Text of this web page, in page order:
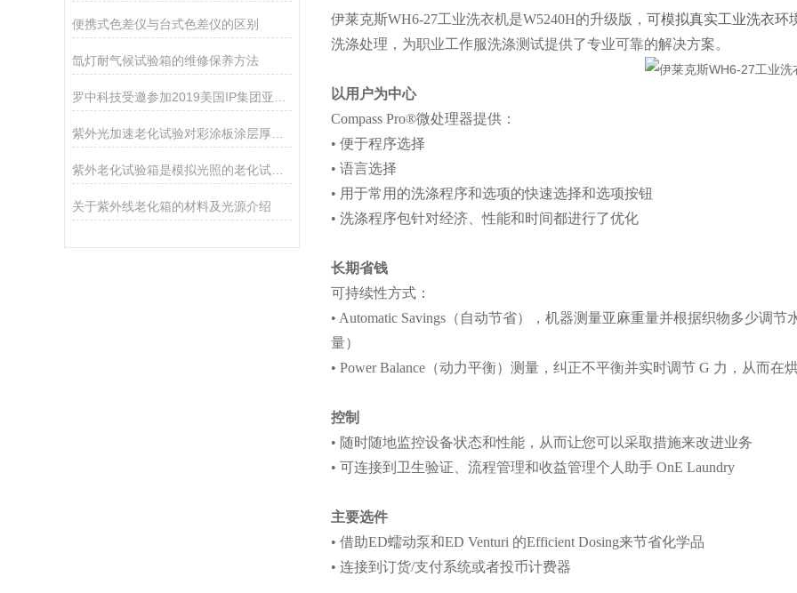
便携式色差仪与台式色差仪的区别
氙灯耐气候试验箱的维修保养方法
关于紫外线老化箱的材料及光源介绍
伊莱克斯WH6-27工业洗衣机是W5240H的升级版， 可模拟真实工业洗衣环
洗涤处理， 为职业工作服洗涤测试提供了专业可靠的解决方案。
以用户为中心
Compass Pro®微处理器提供：
• 便于程序选择
• 语言选择
• 用于常用的洗涤程序和选项的快速选择和选项按钮
• 洗涤程序包针对经济、性能和时间都进行了优化
长期省钱
可持续性方式：
• Automatic Savings（自动节省），机器测量亚麻重量并根据织物多少调
量）
• Power Balance（动力平衡）测量，纠正不平衡并实时调节 G 力，从而
控制
• 随时随地监控设备状态和性能，从而让您可以采取措施来改进业务
• 可连接到卫生验证、流程管理和收益管理个人助手 OnE Laundry
主要选件
• 借助ED蠕动泵和ED Venturi 的Efficient Dosing来节省化学品
• 连接到订货/支付系统或者投币计费器